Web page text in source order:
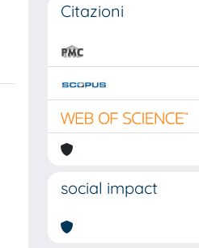
Citazioni
social impact